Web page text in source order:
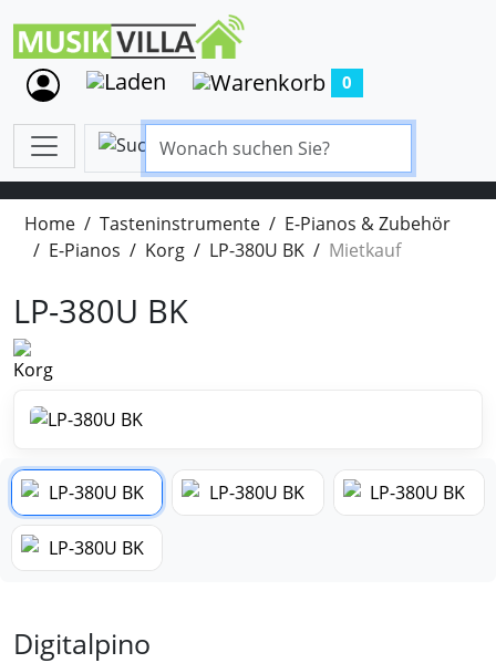
0
Home Tasteninstrumente
E-Pianos & Zubehör
E-Pianos
Korg LP-380U BK Mietkauf
LP-380U BK
Digitalpino